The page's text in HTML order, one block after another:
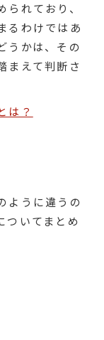
れており、
るわけではあ
うかは、その
まえて判断さ
は？
ように違うの
ついてまとめ